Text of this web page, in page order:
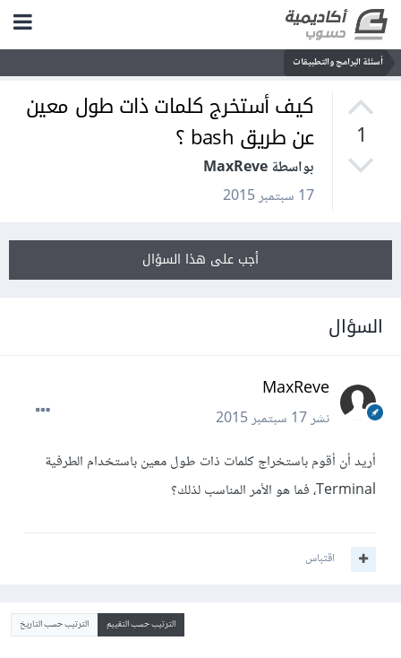
أسئلة البرامج والتطبيقات
1
كيف أستخرج كلمات ذات طول معين
عن طريق bash ؟
بواسطة MaxReve
17 سبتمبر 2015
أجب على هذا السؤال
السؤال
MaxReve
نشر17 سبتمبر 2015
أريد أن أقوم باستخراج كلمات ذات طول معين باستخدام الطرفية
Terminal، فما هو الأمر المناسب لذلك؟
اقتباس
الترتيب حسب التقييم الترتيب حسب التاريخ